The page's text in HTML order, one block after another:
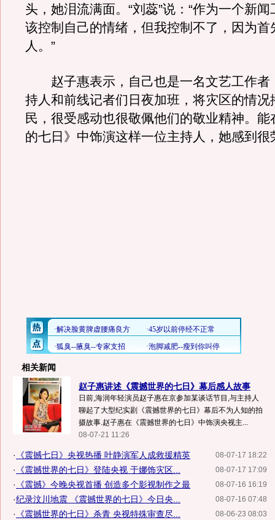
头，她泪流满面。“刘蕊”说：“作为一个新
该控制自己的情绪，但我控制不了，因为首
人。”
赵子惠表示，自己也是一名文艺工作者
持人和前线记者们日夜加班，将灾区的情况
民，很受感动也很敬佩他们的敬业精神。能
的七日》中饰演这样一位主持人，她感到很
相关新闻
赵子惠讲述《震撼世界的七日》幕后感人故事
日前,海润年轻演员赵子惠在京参加某谈话节目,与主持人
聊起了大型纪实剧《震撼世界的七日》幕后不为人知的拍
摄故事.赵子惠在《震撼世界的七日》中饰演央视主...
08-07-21 11:26
08-07-17 18:22
· 《震撼七日》央视热播 叶静演军人成救援精英
08-07-17 17:09
· 《震撼世界的七日》登陆央视 于娜饰灾区...
08-07-16 16:19
· 《震撼》今晚央视首播 创造多个影视制作之最
08-07-16 07:48
·纪录汶川地震 《震撼世界的七日》今日央...
08-06-23 08:03
· 《震撼世界的七日》杀青 央视特殊审查尽...